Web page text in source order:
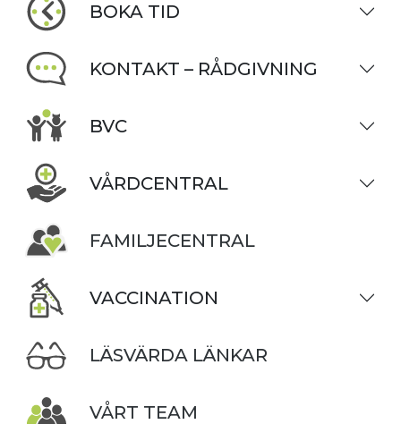
BOKA TID
KONTAKT – RÅDGIVNING
BVC
VÅRDCENTRAL
FAMILJECENTRAL
VACCINATION
LÄSVÄRDA LÄNKAR
VÅRT TEAM